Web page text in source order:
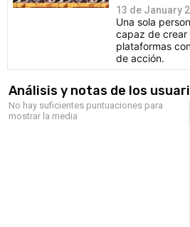
13 de January
Una sola
capaz de crear
plataformas
de acción.
Análisis y notas de los
No hay suficientes puntuaciones para
mostrar la media